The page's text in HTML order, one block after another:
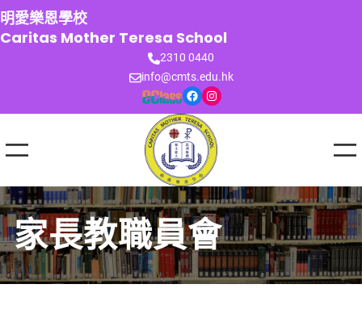
跳
至
主
明愛樂恩學校
Caritas Mother Teresa School
2310 0440
info@cmts.edu.hk
Facebook Instagram
家長教職員會